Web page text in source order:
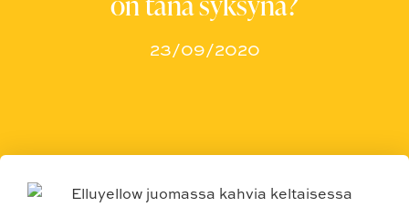
23/09/2020